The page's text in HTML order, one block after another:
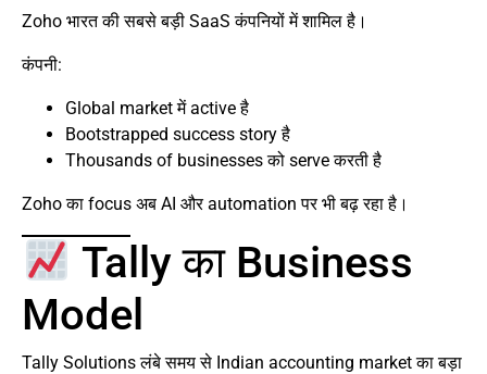
Zoho भारत की सबसे बड़ी SaaS कंपनियों में शामिल है।
कंपनी:
Global market में active है
Bootstrapped success story है
Thousands of businesses को serve करती है
Zoho का focus अब AI और automation पर भी बढ़ रहा है।
Tally का Business
Model
Tally Solutions लंबे समय से Indian accounting market का बड़ा